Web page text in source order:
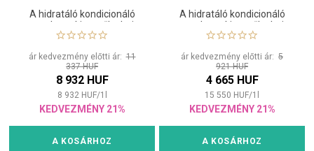
A hidratáló kondicionáló
semlegesíti a szőke haj
sárga tónusait
ár kedvezmény előtti ár:11
337 HUF
8 932 HUF
8 932 HUF/1
KEDVEZMÉNY 21%
A KOSÁRHOZ
A hidratáló kondicionáló
semlegesíti a szőke haj
sárga tónusait
ár kedvezmény előtti ár: 5
921 HUF
4 665 HUF
15 550 HUF/1
KEDVEZMÉNY 21%
A KOSÁRHOZ